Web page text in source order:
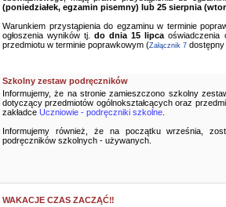
(poniedziałek, egzamin pisemny) lub 25 sierpnia
Warunkiem przystąpienia do egzaminu w terminie
ogłoszenia wyników tj.do dnia 15 lipca oświadczenia
przedmiotu w terminie poprawkowym (Załącznik 7 dostępny
Szkolny zestaw podręczników
Informujemy, że na stronie zamieszczono szkolny
dotyczący przedmiotów ogólnokształcących oraz
zakładce Uczniowie - podręczniki szkolne
Informujemy również, że na początku września,
podręczników szkolnych - używanych.
WAKACJE CZAS ZACZĄĆ‼️